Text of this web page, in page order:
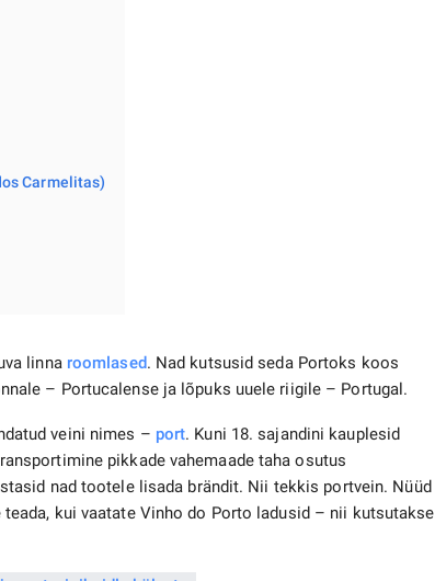
Carmelitas)
linna roomlased. Nad kutsusid seda Portoks koos
– Portucalense ja lõpuks uuele riigile – Portugal.
veini nimes – port. Kuni 18. sajandini kauplesid
pikkade vahemaade taha osutus
nad tootele lisada brändit. Nii tekkis portvein. Nüüd
kui vaatate Vinho do Porto ladusid – nii kutsutakse